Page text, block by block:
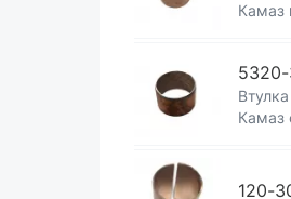
Камаз
5320-
Камаз
120-